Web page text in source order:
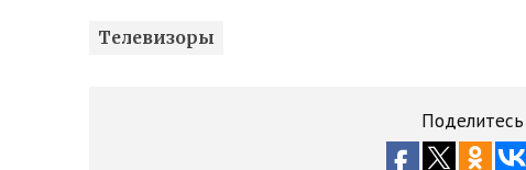
Телевизоры